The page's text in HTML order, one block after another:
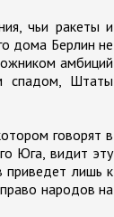
чьи ракеты и
дома Берлин не
амбиций
спадом, Штаты
говорят в
Юга, видит эту
приведет лишь к
народов на